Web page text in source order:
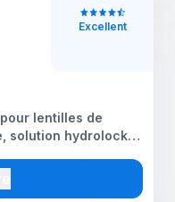
lentilles de
solution hydrolock
Excellent